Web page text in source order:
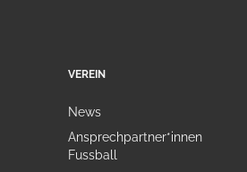
VEREIN
News
Ansprechpartner*innen
Fussball